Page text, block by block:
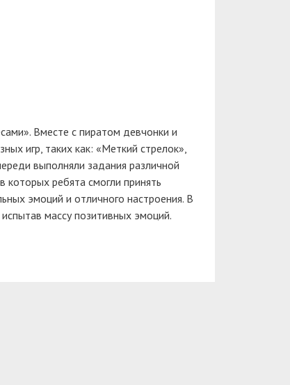
Вместе с пиратом девчонки и
игр, таких как: «Меткий стрелок»,
выполняли задания различной
которых ребята смогли принять
эмоций и отличного настроения. В
массу позитивных эмоций.